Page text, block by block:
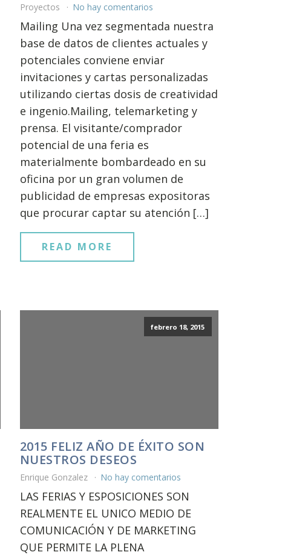
Proyectos No hay comentarios
Mailing Una vez segmentada nuestra
base de datos de clientes actuales y
potenciales conviene enviar
invitaciones y cartas personalizadas
utilizando ciertas dosis de creatividad
e ingenio.Mailing, telemarketing y
prensa. El visitante/comprador
potencial de una feria es
materialmente bombardeado en su
oficina por un gran volumen de
publicidad de empresas expositoras
que procurar captar su atención […]
READ MORE
febrero 18, 2015
2015 FELIZ AÑO DE ÉXITO SON
NUESTROS DESEOS
Enrique Gonzalez No hay comentarios
LAS FERIAS Y ESPOSICIONES SON
REALMENTE EL UNICO MEDIO DE
COMUNICACIÓN Y DE MARKETING
QUE PERMITE LA PLENA